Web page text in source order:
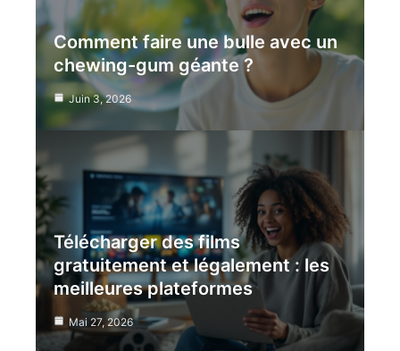
Comment faire une bulle avec un
chewing-gum géante ?
Juin 3, 2026
Télécharger des films
gratuitement et légalement : les
meilleures plateformes
Mai 27, 2026